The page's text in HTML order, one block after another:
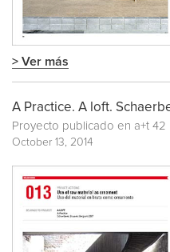
> Ver más
A Practice. A loft.
Proyecto publicado en a+t 42
October 13, 2014